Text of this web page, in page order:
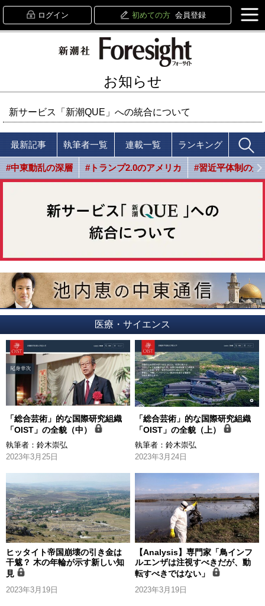
ログイン 初めての方 会員登録
お知らせ
新サービス「新潮QUE」への統合について
最新記事 執筆者一覧 連載一覧 ランキング
#中東動乱の深層 #トランプ2.0のアメリカ #習近平体制の光
医療・サイエンス
「総合芸術」的な国際研究組織
「OIST」の全貌（中）
執筆者： 鈴木崇弘
2023年3月25日
「総合芸術」的な国際研究組織
「OIST」の全貌（上）
執筆者：鈴木崇弘
2023年3月24日
ヒッタイト帝国崩壊の引き金は
干魃？ 木の年輪が示す新しい知
見
2023年3月19日
【Analysis】専門家「鳥インフ
ルエンザは注視すべきだが、動
転すべきではない」
2023年3月19日